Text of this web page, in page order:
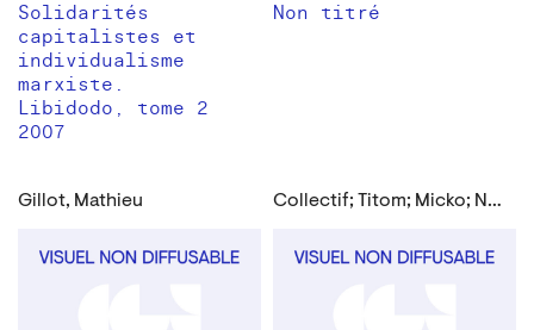
Solidarités
capitalistes et
individualisme
marxiste.
Libidodo, tome 2
2007
Non titré
Gillot, Mathieu Collectif; Titom; Micko; Nias, Jonvon; Gillot, Mathieu; Les Bracoleurs et al.